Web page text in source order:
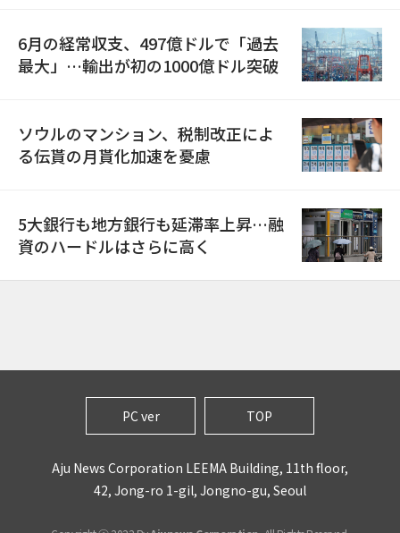
6月の経常収支、497億ドルで「過去
最大」…輸出が初の1000億ドル突破
ソウルのマンション、税制改正によ
る伝貰の月貰化加速を憂慮
5大銀行も地方銀行も延滞率上昇…融
資のハードルはさらに高く
PC ver TOP
Aju News Corporation LEEMA Building, 11th floor,
42, Jong-ro 1-gil, Jongno-gu, Seoul